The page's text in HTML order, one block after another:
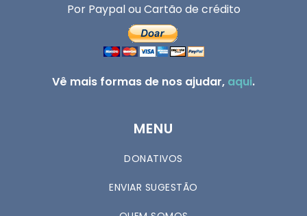
Por Paypal ou Cartão de crédito
Vê mais formas de nos ajudar, aqui.
MENU
DONATIVOS
ENVIAR SUGESTÃO